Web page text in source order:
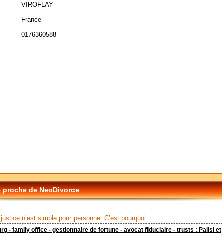
VIROFLAY
France
0176360588
proche de NeoDivorce
n’est simple pour personne. C’est pourquoi...
- family office - gestionnaire de fortune - avocat fiduciaire - trusts : Palisi et